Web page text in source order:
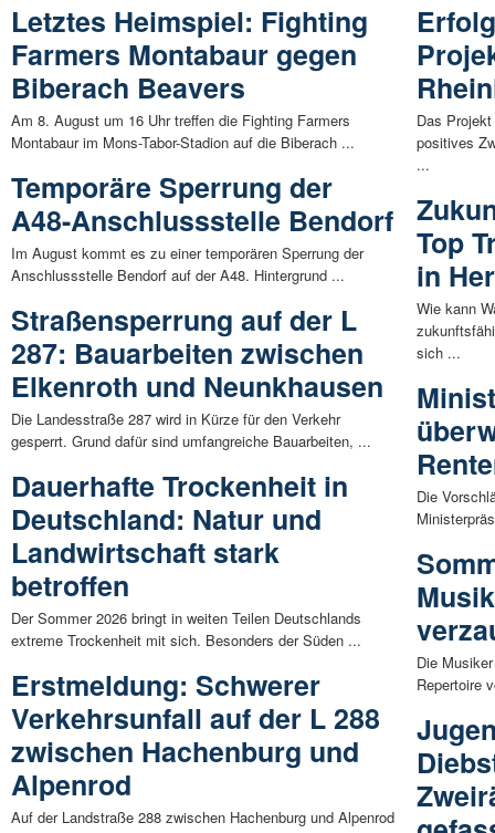
Letztes Heimspiel: Fighting
Farmers Montabaur gegen
Biberach Beavers
Am 8. August um 16 Uhr treffen die Fighting Farmers
Montabaur im Mons-Tabor-Stadion auf die Biberach ...
Temporäre Sperrung der
A48-Anschlussstelle Bendorf
Im August kommt es zu einer temporären Sperrung der
Anschlussstelle Bendorf auf der A48. Hintergrund ...
Straßensperrung auf der L
287: Bauarbeiten zwischen
Elkenroth und Neunkhausen
Die Landesstraße 287 wird in Kürze für den Verkehr
gesperrt. Grund dafür sind umfangreiche Bauarbeiten, ...
Dauerhafte Trockenheit in
Deutschland: Natur und
Landwirtschaft stark
betroffen
Der Sommer 2026 bringt in weiten Teilen Deutschlands
extreme Trockenheit mit sich. Besonders der Süden ...
Erstmeldung: Schwerer
Verkehrsunfall auf der L 288
zwischen Hachenburg und
Alpenrod
Auf der Landstraße 288 zwischen Hachenburg und Alpenrod
Das
positives
...
Top
in
Wie kann
sich ...
Die
Die
Repertoire